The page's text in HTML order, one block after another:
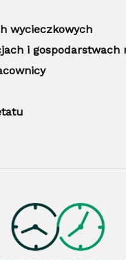
wycieczkowych
i gospodarstwach